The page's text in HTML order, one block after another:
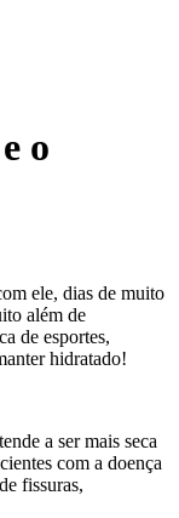
o
ele, dias de muito
além de
de esportes,
hidratado!
a ser mais seca
com a doença
fissuras,